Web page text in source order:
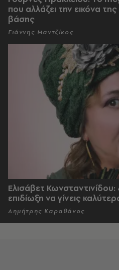
που αλλάζει την εικόνα
βάσης
Γιάννης Μαντζίκος
Ελισάβετ Κωνσταντινίδου:
επιδίωξη να γίνεις
Δημήτρης Καραθάνος